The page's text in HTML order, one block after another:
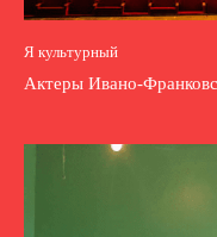
Я культурный
Актеры Ивано-